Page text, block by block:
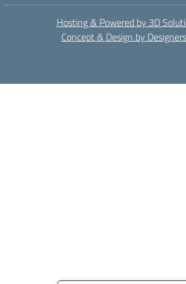
Hosting & Powered by 3D
Concept & Design by